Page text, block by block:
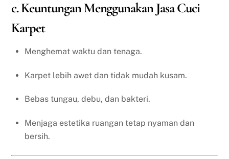
c. Keuntungan Menggunakan Jasa Cuci
Karpet
Menghemat waktu dan tenaga.
Karpet lebih awet dan tidak mudah kusam.
Bebas tungau, debu, dan bakteri.
Menjaga estetika ruangan tetap nyaman dan
bersih.